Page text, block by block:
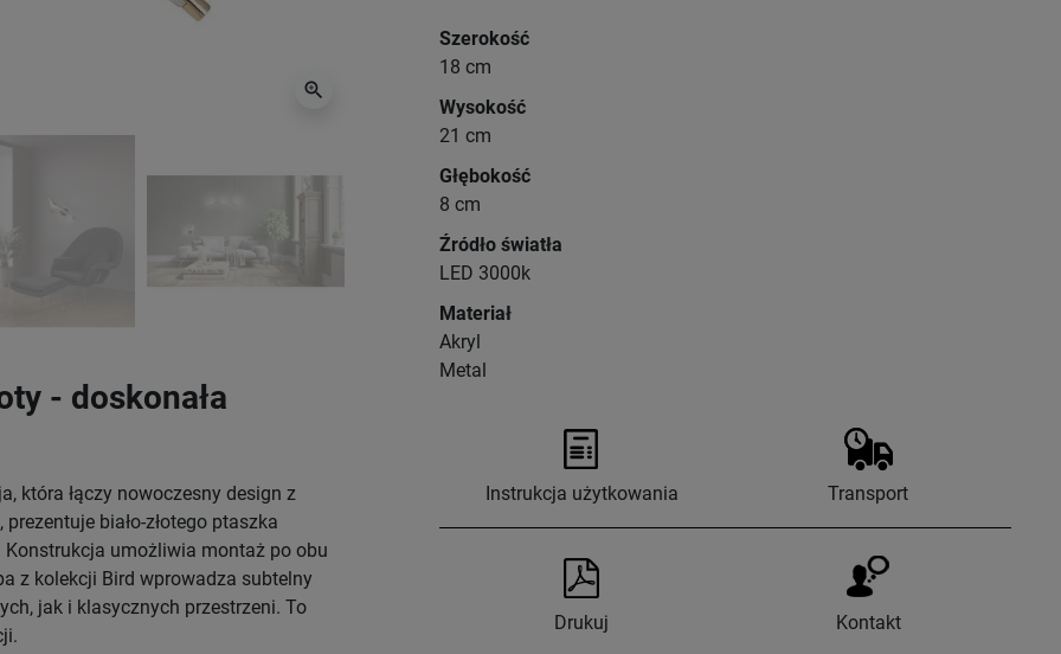
zoom_in
- doskonała
która łączy nowoczesny design z
biało-złotego ptaszka
umożliwia montaż po obu
z kolekcji Bird wprowadza subtelny
jak i klasycznych przestrzeni. To
Szerokość
18 cm
Wysokość
21 cm
Głębokość
8 cm
Źródło światła
LED 3000k
Materiał
Akryl
Metal
Instrukcja użytkowania Transport
Drukuj Kontakt